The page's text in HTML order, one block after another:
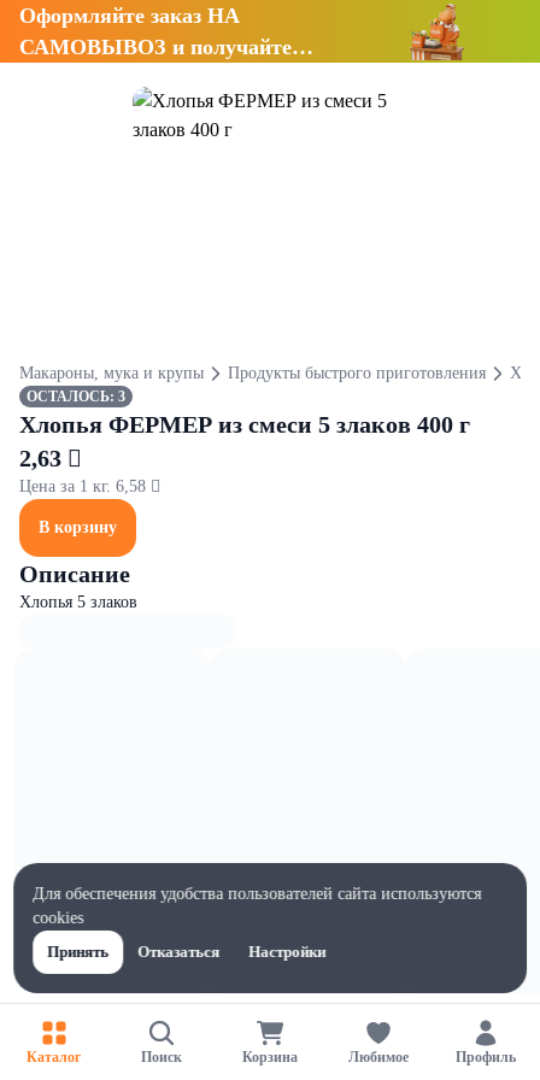
Оформляйте заказ НА
САМОВЫВОЗ и получайте
Макароны, мука и крупы Продукты быстрого приготовления
ОСТАЛОСЬ: 3
Хлопья ФЕРМЕР из смеси 5 злаков 400 г
2,63 
Цена за 1 кг. 6,58 
В корзину
Описание
Хлопья 5 злаков
Характеристики
Жиры на 100г, г
3.5
Каталог Поиск Корзина Любимое Профиль
Для обеспечения удобства пользователей сайта используются
cookies
Принять
Отказаться Настройки